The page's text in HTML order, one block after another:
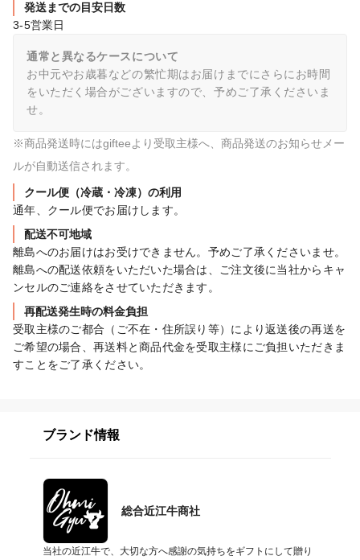
発送までの目安日数
3-5営業日
通常と異なるケースについて
お中元やお歳暮などの繁忙期はお届けまでにさらにお時間
をいただく場合がございますので、予めご了承くださいま
せ。
※商品発送時にはgifteeより受取主様へ、商品発送のお知らせメー
ルが自動送信されます。
クール便（冷蔵・冷凍）の利用
通年、クール便でお届けします。
配送不可地域
離島へのお届けはお受けできません。予めご了承くださいませ。
離島への配送依頼をいただいた場合は、ご注文後に当社からキャ
ンセルのご連絡をさせていただきます。
再配送発生時の料金負担
受取主様のご都合（ご不在・住所誤り等）により返送後の再送を
ご希望の場合、再送料と商品代金を受取主様にご負担いただきま
すことをご了承ください。
ブランド情報
総合近江牛商社
当社の近江牛で、大切な方へ感謝の気持ちをギフトにして贈り